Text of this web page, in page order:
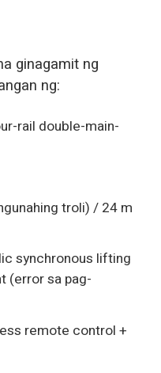
ginagamit ng
ng:
rail double-main-
troli) / 24 m
synchronous lifting
(error sa pag-
remote control +